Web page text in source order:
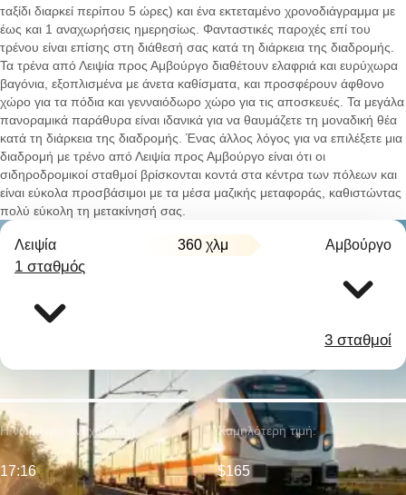
ταξίδι διαρκεί περίπου 5 ώρες) και ένα εκτεταμένο χρονοδιάγραμμα με
έως και 1 αναχωρήσεις ημερησίως. Φανταστικές παροχές επί του
τρένου είναι επίσης στη διάθεσή σας κατά τη διάρκεια της διαδρομής.
Τα τρένα από Λειψία προς Αμβούργο διαθέτουν ελαφριά και ευρύχωρα
βαγόνια, εξοπλισμένα με άνετα καθίσματα, και προσφέρουν άφθονο
χώρο για τα πόδια και γενναιόδωρο χώρο για τις αποσκευές. Τα μεγάλα
πανοραμικά παράθυρα είναι ιδανικά για να θαυμάζετε τη μοναδική θέα
κατά τη διάρκεια της διαδρομής. Ένας άλλος λόγος για να επιλέξετε μια
διαδρομή με τρένο από Λειψία προς Αμβούργο είναι ότι οι
σιδηροδρομικοί σταθμοί βρίσκονται κοντά στα κέντρα των πόλεων και
είναι εύκολα προσβάσιμοι με τα μέσα μαζικής μεταφοράς, καθιστώντας
πολύ εύκολη τη μετακίνησή σας.
Λειψία 360 χλμ Αμβούργο
1 σταθμός
3 σταθμοί
Η νωρίτερη αναχώρηση:
17:16
Χαμηλότερη τιμή:
$165